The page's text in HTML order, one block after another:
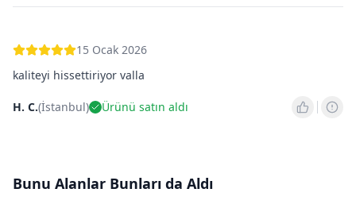
15 Ocak 2026
kaliteyi hissettiriyor valla
H. C.(İstanbul) Ürünü satın aldı
Bunu Alanlar Bunları da Aldı